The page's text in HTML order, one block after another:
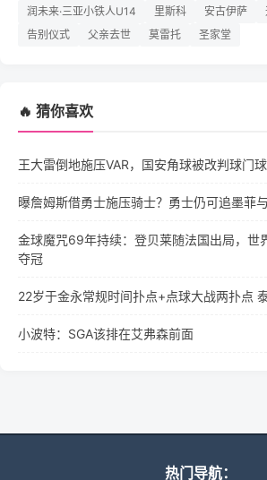
润未来·三亚小铁人U14
里斯科 安古伊萨
告别仪式
父亲去世 莫雷托 圣家堂
🔥 猜你喜欢
王大雷倒地施压VAR，国安角球被改判球门球
曝詹姆斯借勇士施压骑士？勇士仍可追墨菲
金球魔咒69年持续：登贝莱随法国出局，世
夺冠
22岁于金永常规时间扑点+点球大战两扑点
小波特：SGA该排在艾弗森前面
热门导航：